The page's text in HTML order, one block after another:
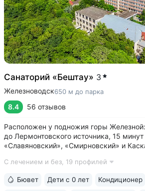
Санаторий «Бештау» 3
Железноводск650 м до парка
8.4 56 отзывов
Расположен у подножия горы
до Лермонтовского источника, 15
«Славяновский», «Смирновский» и
Лечебные ванны с природной
С лечением и без, 19 профилей
Бювет Дети с 0 лет Кондиционер